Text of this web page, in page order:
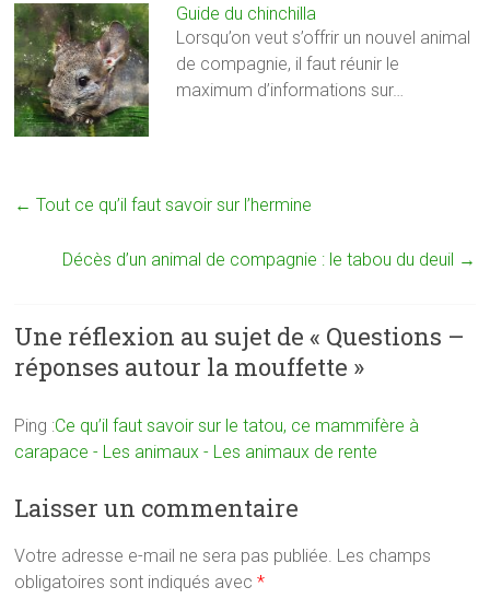
Guide du chinchilla
Lorsqu’on veut s’offrir un nouvel animal
de compagnie, il faut réunir le
maximum d’informations sur…
← Tout ce qu’il faut savoir sur l’hermine
Décès d’un animal de compagnie : le tabou du deuil →
Une réflexion au sujet de « Questions –
réponses autour la mouffette »
Ping :Ce qu’il faut savoir sur le tatou, ce mammifère à
carapace - Les animaux - Les animaux de rente
Laisser un commentaire
Votre adresse e-mail ne sera pas publiée. Les champs
obligatoires sont indiqués avec*